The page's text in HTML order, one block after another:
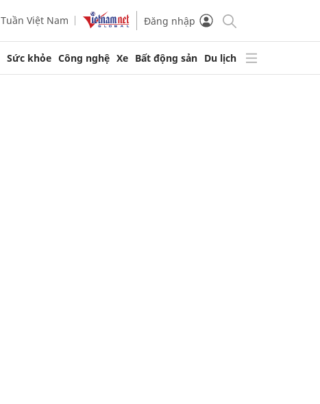
Tuần Việt Nam Đăng nhập
Sức khỏe Công nghệ Xe Bất động sản Du lịch